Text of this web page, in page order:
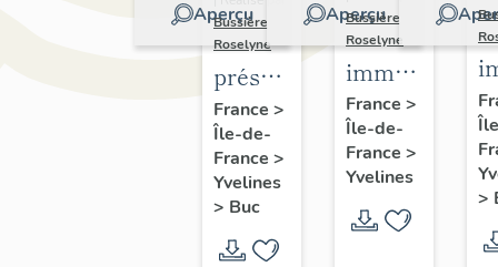
Aperçu
Bussière
Roselyne
présentation
de la
commune
de Buc
France >
Île-de-
France >
Yvelines
> Buc
Aperçu
Bussière
Roselyne
immeubles,
maisons,
fermes
France >
Île-de-
France >
Yvelines
>